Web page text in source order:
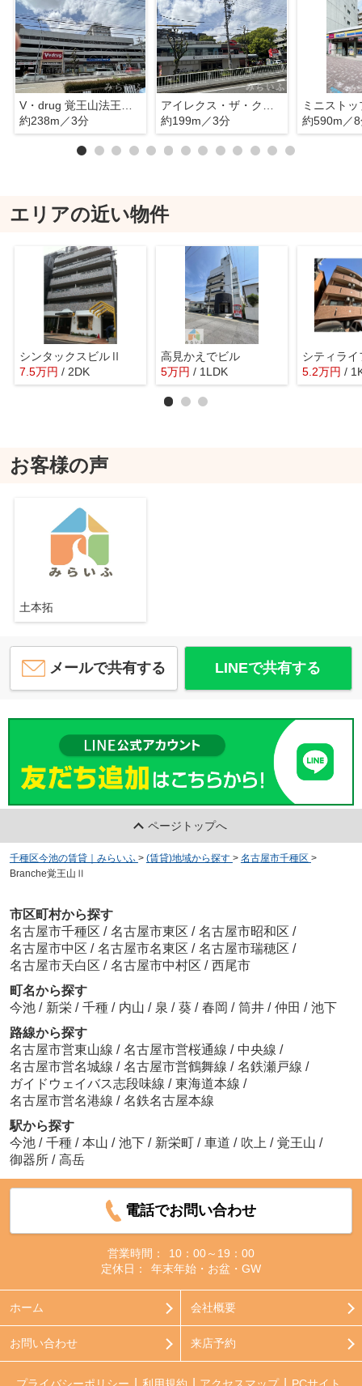
約238m／3分
約199m／3分
約590m／
エリアの近い物件
シンタックスビルⅡ
7.5万円 / 2DK
高見かえでビル
5万円 / 1LDK
シティライ
5.2万円 /
お客様の声
土本拓
メールで共有する LINEで共有する
ページトップへ
千種区今池の賃貸｜みらいふ > (賃貸)地域から探す > 名古屋市千種区 >
Branche覚王山Ⅱ
市区町村から探す
名古屋市千種区 / 名古屋市東区 / 名古屋市昭和区 /
名古屋市中区 / 名古屋市名東区 / 名古屋市瑞穂区 /
名古屋市天白区 / 名古屋市中村区 / 西尾市
町名から探す
今池 / 新栄 / 千種 / 内山 / 泉 / 葵 / 春岡 / 筒井 / 仲田 / 池下
路線から探す
名古屋市営東山線 / 名古屋市営桜通線 / 中央線 /
名古屋市営名城線 / 名古屋市営鶴舞線 / 名鉄瀬戸線 /
ガイドウェイバス志段味線 / 東海道本線 /
名古屋市営名港線 / 名鉄名古屋本線
駅から探す
今池 / 千種 / 本山 / 池下 / 新栄町 / 車道 / 吹上 / 覚王山 /
御器所 / 高岳
電話でお問い合わせ
営業時間：
10：00～19：00
定休日：
年末年始・お盆・GW
ホーム 会社概要
お問い合わせ 来店予約